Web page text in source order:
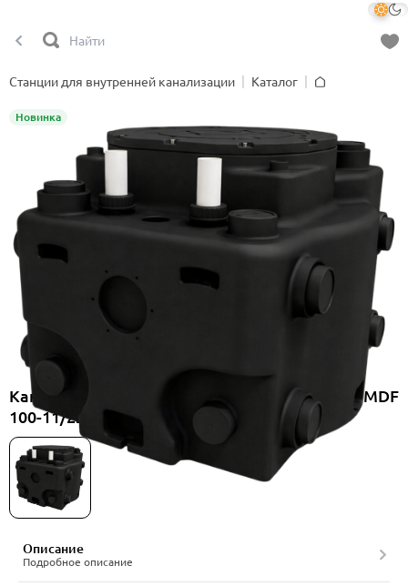
Станции для внутренней канализации
Каталог
Канализационная насосная станция Onimiq MDF
100-11/220-1BCC-50/4A, артикул 22556517
Новинка
Описание
Подробное описание